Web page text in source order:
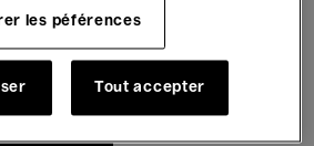
les péférences
Tout accepter